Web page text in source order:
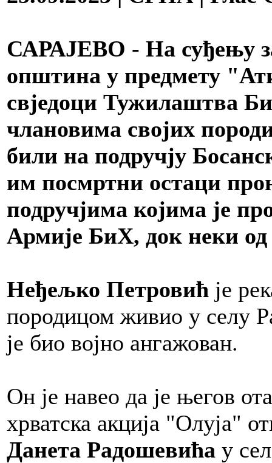
САРАЈЕВО - На суђењу
општина у предмету
свједоци Тужилаштва
члановима својих
били на подручју
им посмртни остаци
подручјима којима је
Армије БиХ, док неки
Неђељко Петровић је
породицом живио у селу
је био војно ангажован.
Он је навео да је његов
хрватска акција "Олуја"
Данета Радошевића у